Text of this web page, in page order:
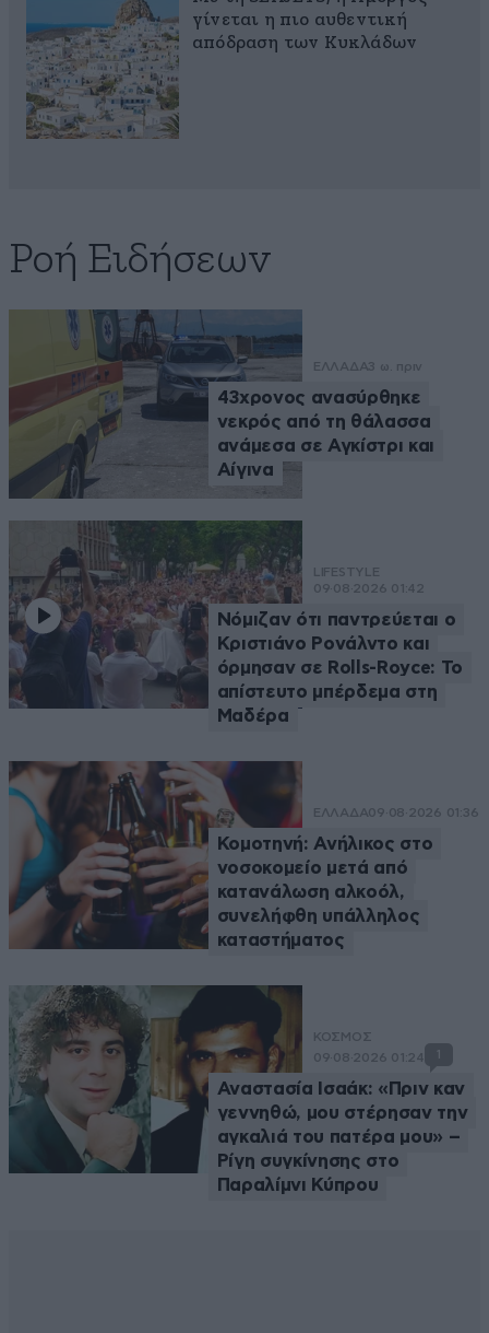
γίνεται η πιο αυθεντική
απόδραση των Κυκλάδων
Ροή Ειδήσεων
ΕΛΛΑΔΑ3 ω. πριν
43χρονος ανασύρθηκε
νεκρός από τη θάλασσα
ανάμεσα σε Αγκίστρι και
Αίγινα
LIFESTYLE
09·08·2026 01:42
Νόμιζαν ότι παντρεύεται ο
Κριστιάνο Ρονάλντο και
όρμησαν σε Rolls-Royce: Το
απίστευτο μπέρδεμα στη
Μαδέρα
ΕΛΛΑΔΑ09·08·2026 01:36
Κομοτηνή: Ανήλικος στο
νοσοκομείο μετά από
κατανάλωση αλκοόλ,
συνελήφθη υπάλληλος
καταστήματος
ΚΟΣΜΟΣ
09·08·2026 01:24
1
Αναστασία Ισαάκ: «Πριν καν
γεννηθώ, μου στέρησαν την
αγκαλιά του πατέρα μου» –
Ρίγη συγκίνησης στο
Παραλίμνι Κύπρου